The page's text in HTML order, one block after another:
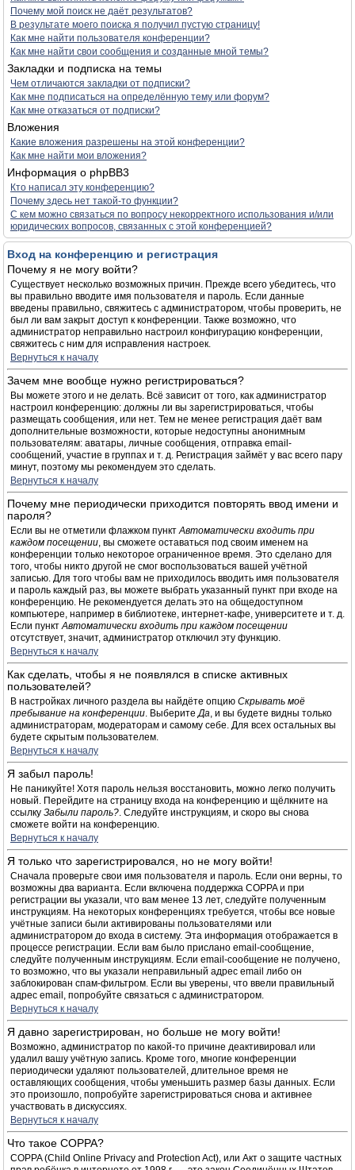
Почему мой поиск не даёт результатов?
В результате моего поиска я получил пустую страницу!
Как мне найти пользователя конференции?
Как мне найти свои сообщения и созданные мной темы?
Закладки и подписка на темы
Чем отличаются закладки от подписки?
Как мне подписаться на определённую тему или форум?
Как мне отказаться от подписки?
Вложения
Какие вложения разрешены на этой конференции?
Как мне найти мои вложения?
Информация о phpBB3
Кто написал эту конференцию?
Почему здесь нет такой-то функции?
С кем можно связаться по вопросу некорректного использования и/или
юридических вопросов, связанных с этой конференцией?
Вход на конференцию и регистрация
Почему я не могу войти?
Существует несколько возможных причин. Прежде всего убедитесь, что
вы правильно вводите имя пользователя и пароль. Если данные
введены правильно, свяжитесь с администратором, чтобы проверить, не
был ли вам закрыт доступ к конференции. Также возможно, что
администратор неправильно настроил конфигурацию конференции,
свяжитесь с ним для исправления настроек.
Вернуться к началу
Зачем мне вообще нужно регистрироваться?
Вы можете этого и не делать. Всё зависит от того, как администратор
настроил конференцию: должны ли вы зарегистрироваться, чтобы
размещать сообщения, или нет. Тем не менее регистрация даёт вам
дополнительные возможности, которые недоступны анонимным
пользователям: аватары, личные сообщения, отправка email-
сообщений, участие в группах и т. д. Регистрация займёт у вас всего пару
минут, поэтому мы рекомендуем это сделать.
Вернуться к началу
Почему мне периодически приходится повторять ввод имени и
пароля?
Если вы не отметили флажком пунктАвтоматически входить при
каждом посещении, вы сможете оставаться под своим именем на
конференции только некоторое ограниченное время. Это сделано для
того, чтобы никто другой не смог воспользоваться вашей учётной
записью. Для того чтобы вам не приходилось вводить имя пользователя
и пароль каждый раз, вы можете выбрать указанный пункт при входе на
конференцию. Не рекомендуется делать это на общедоступном
компьютере, например в библиотеке, интернет-кафе, университете и т. д.
Если пунктАвтоматически входить при каждом посещении
отсутствует, значит, администратор отключил эту функцию.
Вернуться к началу
Как сделать, чтобы я не появлялся в списке активных
пользователей?
В настройках личного раздела вы найдёте опцию Скрывать моё
пребывание на конференции. ВыберитеДа, и вы будете видны только
администраторам, модераторам и самому себе. Для всех остальных вы
будете скрытым пользователем.
Вернуться к началу
Я забыл пароль!
Не паникуйте! Хотя пароль нельзя восстановить, можно легко получить
новый. Перейдите на страницу входа на конференцию и щёлкните на
ссылку Забыли пароль?. Следуйте инструкциям, и скоро вы снова
сможете войти на конференцию.
Вернуться к началу
Я только что зарегистрировался, но не могу войти!
Сначала проверьте свои имя пользователя и пароль. Если они верны, то
возможны два варианта. Если включена поддержка COPPA и при
регистрации вы указали, что вам менее 13 лет, следуйте полученным
инструкциям. На некоторых конференциях требуется, чтобы все новые
учётные записи были активированы пользователями или
администратором до входа в систему. Эта информация отображается в
процессе регистрации. Если вам было прислано email-сообщение,
следуйте полученным инструкциям. Если email-сообщение не получено,
то возможно, что вы указали неправильный адрес email либо он
заблокирован спам-фильтром. Если вы уверены, что ввели правильный
адрес email, попробуйте связаться с администратором.
Вернуться к началу
Я давно зарегистрирован, но больше не могу войти!
Возможно, администратор по какой-то причине деактивировал или
удалил вашу учётную запись. Кроме того, многие конференции
периодически удаляют пользователей, длительное время не
оставляющих сообщения, чтобы уменьшить размер базы данных. Если
это произошло, попробуйте зарегистрироваться снова и активнее
участвовать в дискуссиях.
Вернуться к началу
Что такое COPPA?
COPPA (Child Online Privacy and Protection Act), или Акт о защите частных